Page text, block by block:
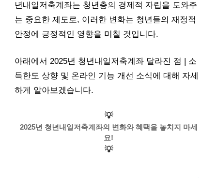
년내일저축계좌는 청년층의 경제적 자립을 도와주
는 중요한 제도로, 이러한 변화는 청년들의 재정적
안정에 긍정적인 영향을 미칠 것입니다.
아래에서 2025년 청년내일저축계좌 달라진 점 | 소
득한도 상향 및 온라인 기능 개선 소식에 대해 자세
하게 알아보겠습니다.
💡
2025년 청년내일저축계좌의 변화와 혜택을 놓치지 마세
요!
💡